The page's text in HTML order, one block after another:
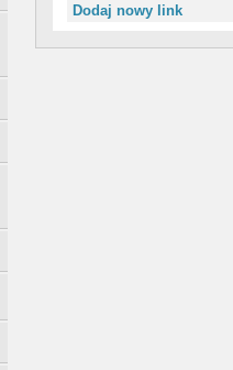
Dodaj nowy link